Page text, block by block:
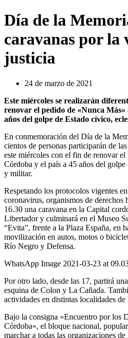
Día de la
caravanas por la
justicia
24 de marzo de 2021
Este miércoles se realizarán
renovar el pedido de «Nunca
años del golpe de Estado cívico,
En conmemoración del Día de la
cientos de personas participarán de
este miércoles con el fin de renovar
Córdoba y el país a 45 años del
y militar.
Respetando los protocolos vigentes
coronavirus, organismos de derechos
16.30 una caravana en la Capital
Libertador y culminará en el Museo
“Evita”, frente a la Plaza España, en
movilización en autos, motos o
Río Negro y Defensa.
WhatsApp Image 2021-03-23 at
Por otro lado, desde las 17, partirá
esquina de Colon y La Cañada.
actividades en distintas localidades
Bajo la consigna «Encuentro por los
Córdoba», el bloque nacional,
marchar a todas las organizaciones